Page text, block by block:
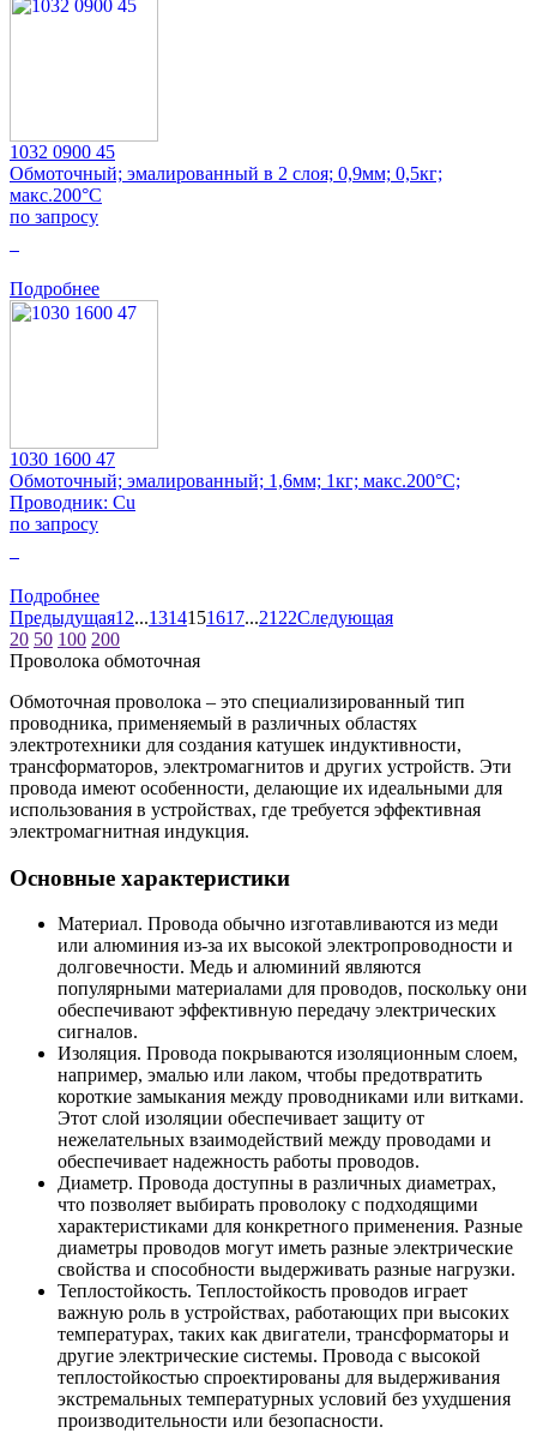
1032 0900 45
Обмоточный; эмалированный в 2 слоя; 0,9мм; 0,5кг;
макс.200°C
по запросу
Подробнее
1030 1600 47
Обмоточный; эмалированный; 1,6мм; 1кг; макс.200°C;
Проводник: Cu
по запросу
Подробнее
Предыдущая1 2...1314151617...21 22Следующая
20 50 100 200
Проволока обмоточная
Обмоточная проволока – это специализированный тип
проводника, применяемый в различных областях
электротехники для создания катушек индуктивности,
трансформаторов, электромагнитов и других устройств. Эти
провода имеют особенности, делающие их идеальными для
использования в устройствах, где требуется эффективная
электромагнитная индукция.
Основные характеристики
Материал. Провода обычно изготавливаются из меди
или алюминия из-за их высокой электропроводности и
долговечности. Медь и алюминий являются
популярными материалами для проводов, поскольку они
обеспечивают эффективную передачу электрических
сигналов.
Изоляция. Провода покрываются изоляционным слоем,
например, эмалью или лаком, чтобы предотвратить
короткие замыкания между проводниками или витками.
Этот слой изоляции обеспечивает защиту от
нежелательных взаимодействий между проводами и
обеспечивает надежность работы проводов.
Диаметр. Провода доступны в различных диаметрах,
что позволяет выбирать проволоку с подходящими
характеристиками для конкретного применения. Разные
диаметры проводов могут иметь разные электрические
свойства и способности выдерживать разные нагрузки.
Теплостойкость. Теплостойкость проводов играет
важную роль в устройствах, работающих при высоких
температурах, таких как двигатели, трансформаторы и
другие электрические системы. Провода с высокой
теплостойкостью спроектированы для выдерживания
экстремальных температурных условий без ухудшения
производительности или безопасности.